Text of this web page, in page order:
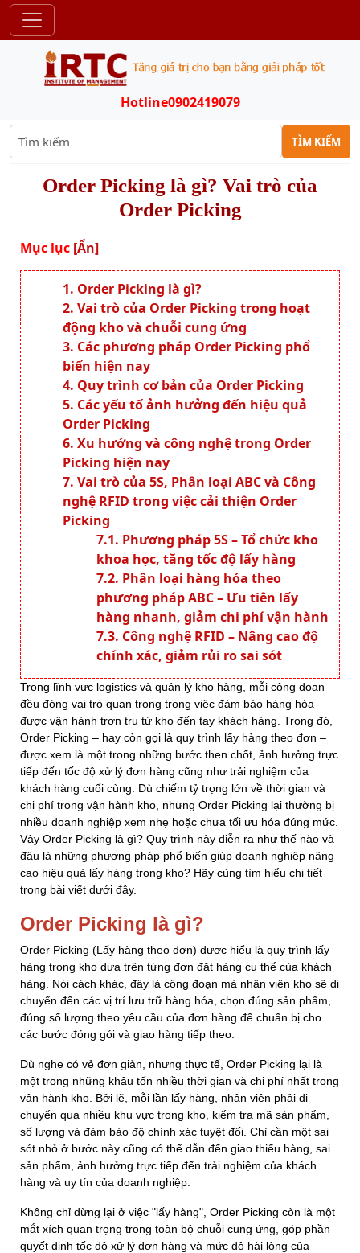
Hotline0902419079
TÌM KIẾM
Order Picking là gì? Vai trò của
Order Picking
Mục lục [Ẩn]
Order Picking là gì?
Vai trò của Order Picking trong hoạt
động kho và chuỗi cung ứng
Các phương pháp Order Picking phổ
biến hiện nay
Quy trình cơ bản của Order Picking
Các yếu tố ảnh hưởng đến hiệu quả
Order Picking
Xu hướng và công nghệ trong Order
Picking hiện nay
Vai trò của 5S, Phân loại ABC và Công
nghệ RFID trong việc cải thiện Order
Picking
Phương pháp 5S – Tổ chức kho
khoa học, tăng tốc độ lấy hàng
Phân loại hàng hóa theo
phương pháp ABC – Ưu tiên lấy
hàng nhanh, giảm chi phí vận hành
Công nghệ RFID – Nâng cao độ
chính xác, giảm rủi ro sai sót
Trong lĩnh vực logistics và quản lý kho hàng, mỗi công đoạn
đều đóng vai trò quan trọng trong việc đảm bảo hàng hóa
được vận hành trơn tru từ kho đến tay khách hàng. Trong đó,
Order Picking – hay còn gọi là quy trình lấy hàng theo đơn –
được xem là một trong những bước then chốt, ảnh hưởng trực
tiếp đến tốc độ xử lý đơn hàng cũng như trải nghiệm của
khách hàng cuối cùng. Dù chiếm tỷ trọng lớn về thời gian và
chi phí trong vận hành kho, nhưng Order Picking lại thường bị
nhiều doanh nghiệp xem nhẹ hoặc chưa tối ưu hóa đúng mức.
Vậy Order Picking là gì? Quy trình này diễn ra như thế nào và
đâu là những phương pháp phổ biến giúp doanh nghiệp nâng
cao hiệu quả lấy hàng trong kho? Hãy cùng tìm hiểu chi tiết
trong bài viết dưới đây.
Order Picking là gì?
Order Picking (Lấy hàng theo đơn) được hiểu là quy trình lấy
hàng trong kho dựa trên từng đơn đặt hàng cụ thể của khách
hàng. Nói cách khác, đây là công đoạn mà nhân viên kho sẽ di
chuyển đến các vị trí lưu trữ hàng hóa, chọn đúng sản phẩm,
đúng số lượng theo yêu cầu của đơn hàng để chuẩn bị cho
các bước đóng gói và giao hàng tiếp theo.
Dù nghe có vẻ đơn giản, nhưng thực tế, Order Picking lại là
một trong những khâu tốn nhiều thời gian và chi phí nhất trong
vận hành kho. Bởi lẽ, mỗi lần lấy hàng, nhân viên phải di
chuyển qua nhiều khu vực trong kho, kiểm tra mã sản phẩm,
số lượng và đảm bảo độ chính xác tuyệt đối. Chỉ cần một sai
sót nhỏ ở bước này cũng có thể dẫn đến giao thiếu hàng, sai
sản phẩm, ảnh hưởng trực tiếp đến trải nghiệm của khách
hàng và uy tín của doanh nghiệp.
Không chỉ dừng lại ở việc "lấy hàng", Order Picking còn là một
mắt xích quan trọng trong toàn bộ chuỗi cung ứng, góp phần
quyết định tốc độ xử lý đơn hàng và mức độ hài lòng của